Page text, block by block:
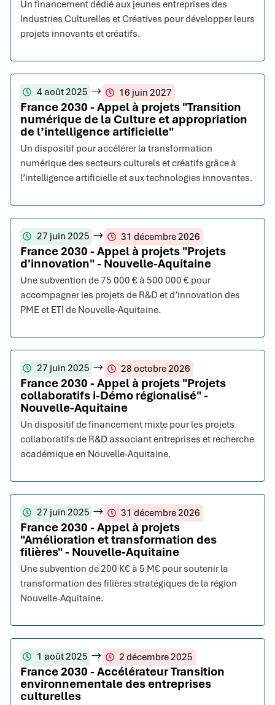
Un financement dédié aux jeunes entreprises des
Industries Culturelles et Créatives pour développer leurs
projets innovants et créatifs.
4 août 2025 16 juin 2027
France 2030 - Appel à projets "Transition
numérique de la Culture et appropriation
de l’intelligence artificielle"
Un dispositif pour accélérer la transformation
numérique des secteurs culturels et créatifs grâce à
l’intelligence artificielle et aux technologies innovantes.
27 juin 2025 31 décembre 2026
France 2030 - Appel à projets "Projets
d'innovation" - Nouvelle-Aquitaine
Une subvention de 75 000 € à 500 000 € pour
accompagner les projets de R&D et d’innovation des
PME et ETI de Nouvelle-Aquitaine.
27 juin 2025 28 octobre 2026
France 2030 - Appel à projets "Projets
collaboratifs i-Démo régionalisé" -
Nouvelle-Aquitaine
Un dispositif de financement mixte pour les projets
collaboratifs de R&D associant entreprises et recherche
académique en Nouvelle-Aquitaine.
27 juin 2025 31 décembre 2026
France 2030 - Appel à projets
"Amélioration et transformation des
filières" - Nouvelle-Aquitaine
Une subvention de 200 K€ à 5 M€ pour soutenir la
transformation des filières stratégiques de la région
Nouvelle-Aquitaine.
1 août 2025 2 décembre 2025
France 2030 - Accélérateur Transition
environnementale des entreprises
culturelles